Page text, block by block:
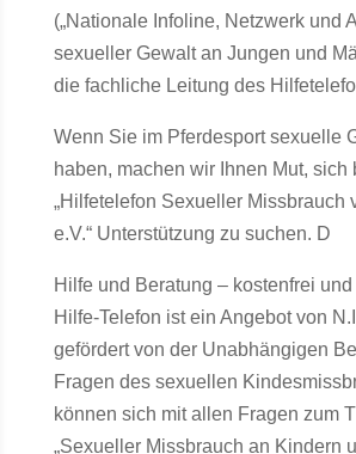
(„Nationale Infoline, Netzwerk und
sexueller Gewalt an Jungen und
die fachliche Leitung des
Wenn Sie im Pferdesport sexuelle
haben, machen wir Ihnen Mut, sich
„Hilfetelefon Sexueller Missbrauch
e.V.“ Unterstützung zu suchen. D
Hilfe und Beratung – kostenfrei
Hilfe-Telefon ist ein Angebot von
gefördert von der Unabhängigen
Fragen des sexuellen
können sich mit allen Fragen zum
„Sexueller Missbrauch an Kindern